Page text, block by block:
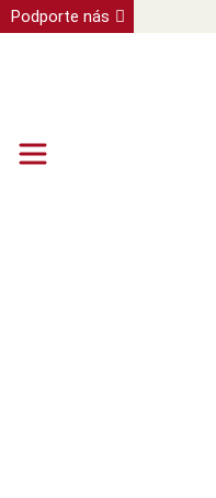
Podporte nás